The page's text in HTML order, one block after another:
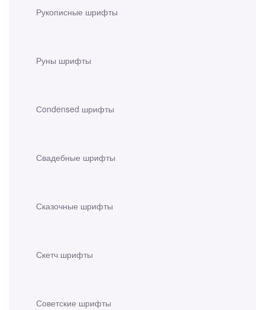
Рукописные шрифты
Руны шрифты
Сondensed шрифты
Свадебные шрифты
Сказочные шрифты
Скетч шрифты
Советские шрифты